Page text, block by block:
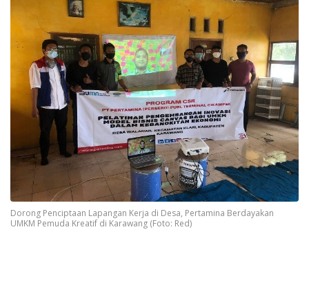
Dorong Penciptaan Lapangan Kerja di Desa, Pertamina Berdayakan
UMKM Pemuda Kreatif di Karawang (Foto: Red)